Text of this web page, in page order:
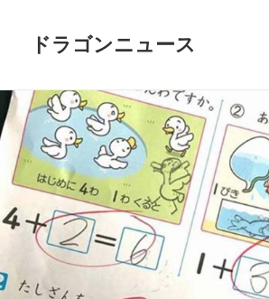
ドラゴンニュース